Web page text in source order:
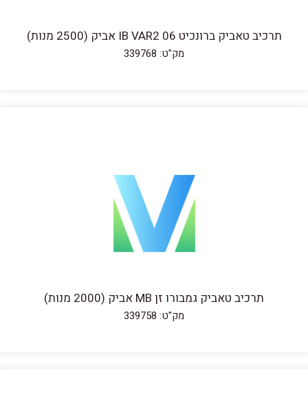
תרכיב טאביק ברונכיט IB VAR2 06 אביק (2500 מנות)
מק"ט: 339768
תרכיב טאביק גמבורו זן MB אביק (2000 מנות)
מק"ט: 339758